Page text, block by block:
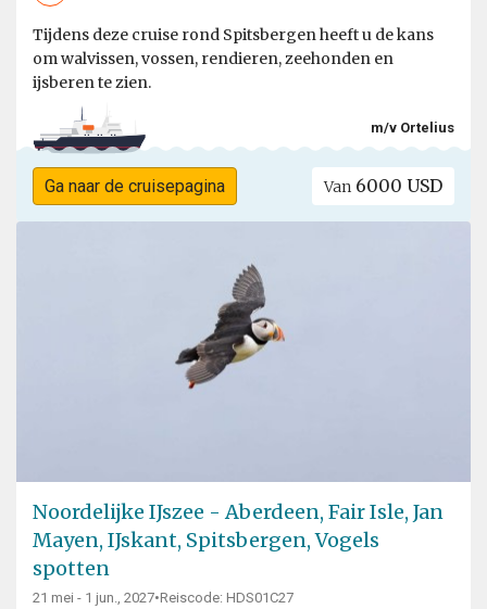
Tijdens deze cruise rond Spitsbergen heeft u de kans
om walvissen, vossen, rendieren, zeehonden en
ijsberen te zien.
m/v Ortelius
Ga naar de cruisepagina Van 6000 USD
Noordelijke IJszee - Aberdeen, Fair Isle, Jan
Mayen, IJskant, Spitsbergen, Vogels
spotten
21 mei - 1 jun., 2027•Reiscode: HDS01C27